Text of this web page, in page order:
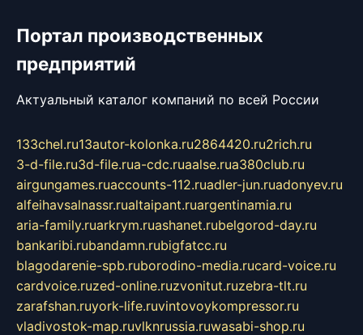
Портал производственных
предприятий
Актуальный каталог компаний по всей России
133chel.ru13autor-kolonka.ru2864420.ru2rich.ru
3-d-file.ru3d-file.rua-cdc.ruaalse.rua380club.ru
airgungames.ruaccounts-112.ruadler-jun.ruadonyev.ru
alfeihavsalnassr.rualtaipant.ruargentinamia.ru
aria-family.ruarkrym.ruashanet.rubelgorod-day.ru
bankaribi.rubandamn.rubigfatcc.ru
blagodarenie-spb.ruborodino-media.rucard-voice.ru
cardvoice.ruzed-online.ruzvonitut.ruzebra-tlt.ru
zarafshan.ruyork-life.ruvintovoykompressor.ru
vladivostok-map.ruvlknrussia.ruwasabi-shop.ru